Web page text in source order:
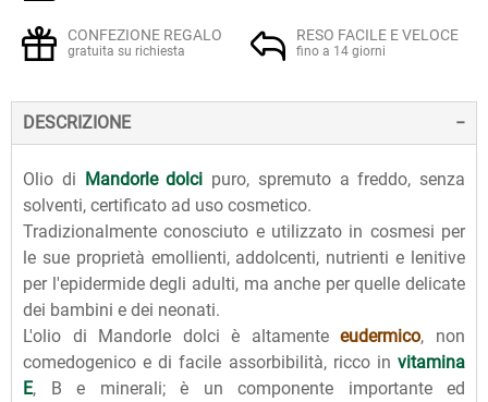
CONFEZIONE REGALO
gratuita su richiesta
RESO FACILE E VELOCE
fino a 14 giorni
DESCRIZIONE
Olio di Mandorle dolci puro, spremuto a freddo, senza
solventi, certificato ad uso cosmetico.
Tradizionalmente conosciuto e utilizzato in cosmesi per
le sue proprietà emollienti, addolcenti, nutrienti e lenitive
per l'epidermide degli adulti, ma anche per quelle delicate
dei bambini e dei neonati.
L'olio di Mandorle dolci è altamenteeudermico, non
comedogenico e di facile assorbibilità, ricco in vitamina
E, B e minerali; è un componente importante ed